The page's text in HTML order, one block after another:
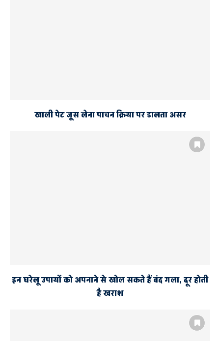
खाली पेट जूस लेना पाचन क्रिया पर डालता असर
इन घरेलू उपायों को अपनाने से खोल सकते हैं बंद गला, दूर होती
है खराश